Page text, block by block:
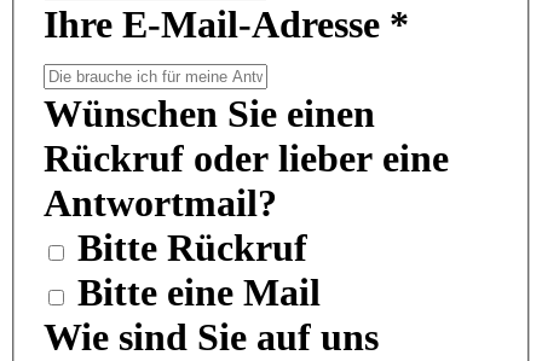
Ihre E-Mail-Adresse *
Wünschen Sie einen
Rückruf oder lieber eine
Antwortmail?
Bitte Rückruf
Bitte eine Mail
Wie sind Sie auf uns